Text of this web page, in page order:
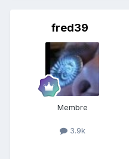
fred39
Membre
3.9k